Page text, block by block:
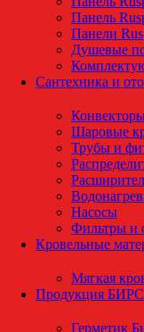
Панель
Панели
Душевые
Сантехника и
Шаровые
Трубы и
Насосы
Фильтры и
Кровельные
Мягкая
Продукция
Герметик